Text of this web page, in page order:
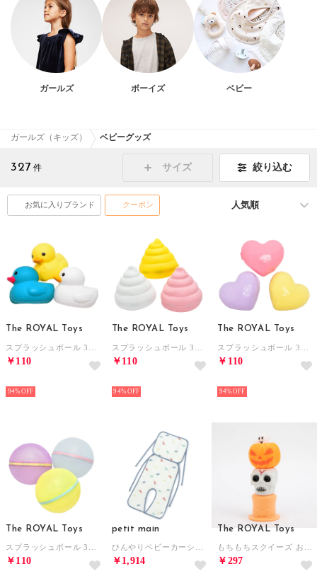
ガールズ ボーイズ ベビー
ガールズ（キッズ） ベビーグッズ
327 件 サイズ 絞り込む
お気に入りブランド クーポン
The ROYAL Toys
￥110
94%
The ROYAL Toys
￥110
94%
The ROYAL Toys
￥110
94%
The ROYAL Toys
￥110
petit main
￥1,914
The ROYAL Toys
￥297